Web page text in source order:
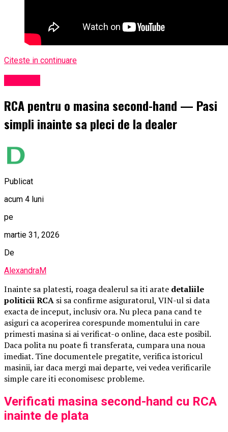
Citeste in continuare
RCA pentru o masina second-hand — Pasi
simpli inainte sa pleci de la dealer
Publicat
acum 4 luni
pe
martie 31, 2026
De
AlexandraM
Inainte sa platesti, roaga dealerul sa iti arate detaliile
politicii RCA si sa confirme asiguratorul, VIN-ul si data
exacta de inceput, inclusiv ora. Nu pleca pana cand te
asiguri ca acoperirea corespunde momentului in care
primesti masina si ai verificat-o online, daca este posibil.
Daca polita nu poate fi transferata, cumpara una noua
imediat. Tine documentele pregatite, verifica istoricul
masinii, iar daca mergi mai departe, vei vedea verificarile
simple care iti economisesc probleme.
Verificati masina second-hand cu RCA
inainte de plata